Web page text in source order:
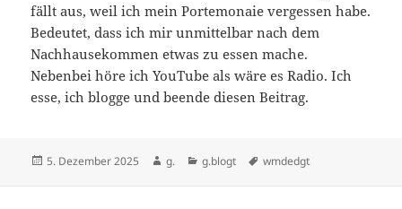
fällt aus, weil ich mein Portemonaie vergessen habe.
Bedeutet, dass ich mir unmittelbar nach dem
Nachhausekommen etwas zu essen mache.
Nebenbei höre ich YouTube als wäre es Radio. Ich
esse, ich blogge und beende diesen Beitrag.
Veröffentlicht
5. Dezember 2025 Autor
g. Kategorien
g.blogt Schlagwörter
wmdedgt